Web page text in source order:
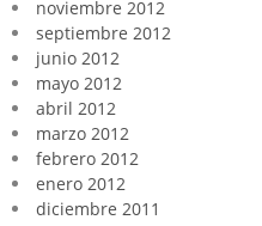
noviembre 2012
septiembre 2012
junio 2012
mayo 2012
abril 2012
marzo 2012
febrero 2012
enero 2012
diciembre 2011